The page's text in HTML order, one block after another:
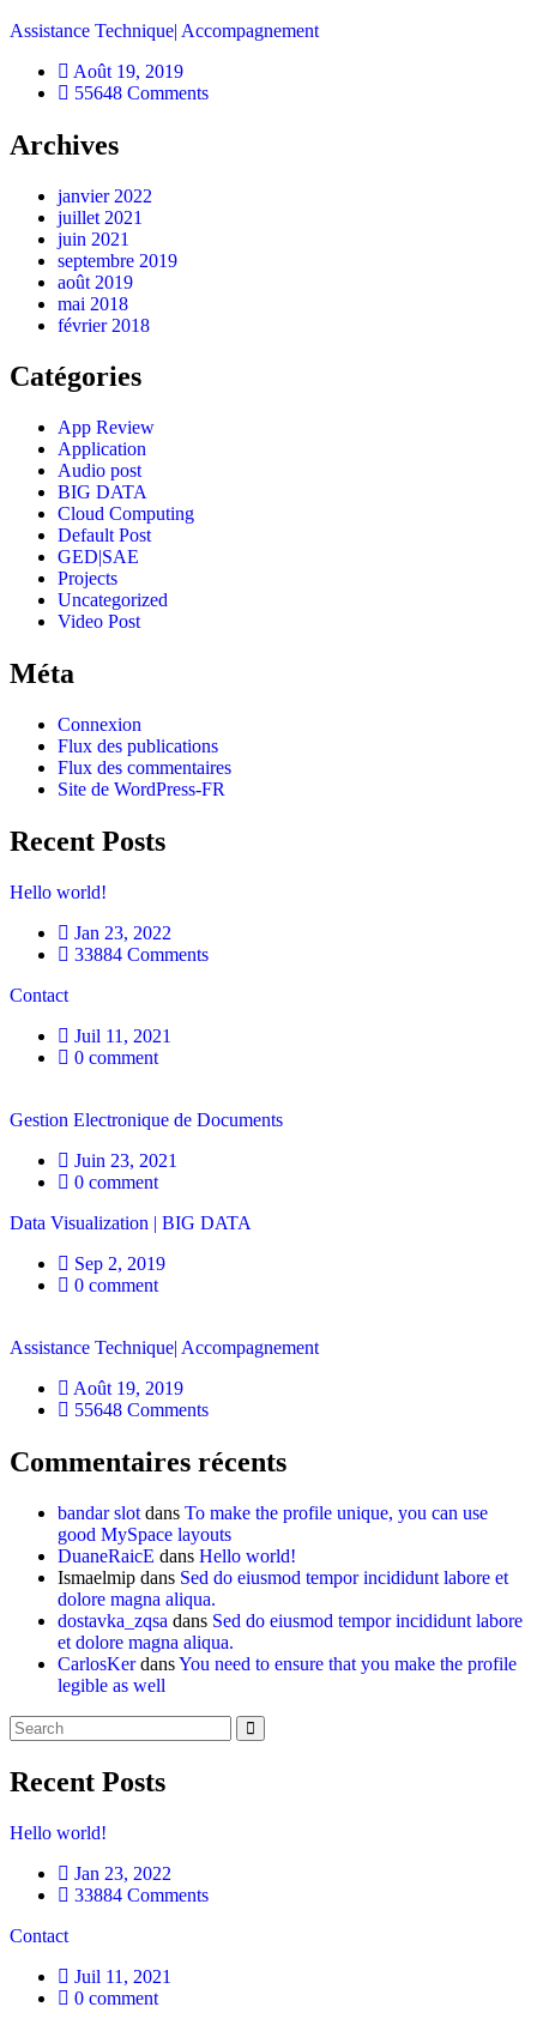
Assistance Technique| Accompagnement
Août 19, 2019
55648 Comments
Archives
janvier 2022
juillet 2021
juin 2021
septembre 2019
août 2019
mai 2018
février 2018
Catégories
App Review
Application
Audio post
BIG DATA
Cloud Computing
Default Post
GED|SAE
Projects
Uncategorized
Video Post
Méta
Connexion
Flux des publications
Flux des commentaires
Site de WordPress-FR
Recent Posts
Hello world!
Jan 23, 2022
33884 Comments
Contact
Juil 11, 2021
0 comment
Gestion Electronique de Documents
Juin 23, 2021
0 comment
Data Visualization | BIG DATA
Sep 2, 2019
0 comment
Assistance Technique| Accompagnement
Août 19, 2019
55648 Comments
Commentaires récents
bandar slot dans To make the profile unique, you can use
good MySpace layouts
DuaneRaicE dans Hello world!
Ismaelmip dans Sed do eiusmod tempor incididunt labore et
dolore magna aliqua.
dostavka_zqsa dans Sed do eiusmod tempor incididunt labore
et dolore magna aliqua.
CarlosKerdansYou need to ensure that you make the profile
legible as well
Recent Posts
Hello world!
Jan 23, 2022
33884 Comments
Contact
Juil 11, 2021
0 comment